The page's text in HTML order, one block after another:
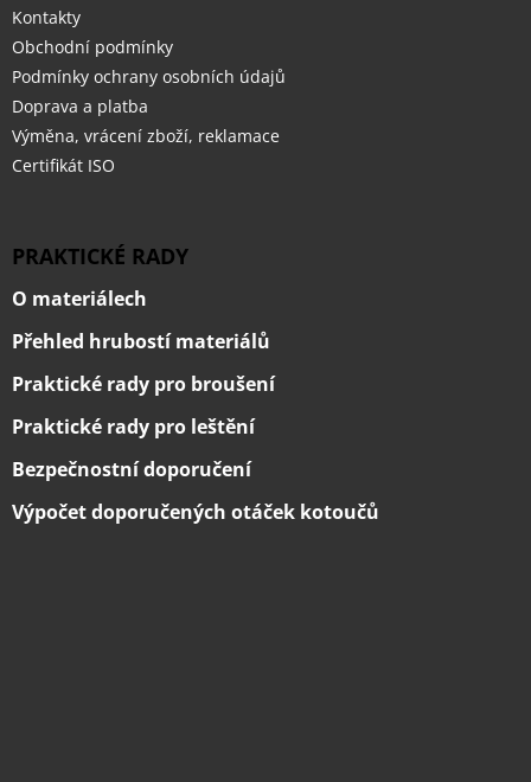
Kontakty
Obchodní podmínky
Podmínky ochrany osobních údajů
Doprava a platba
Výměna, vrácení zboží, reklamace
Certifikát ISO
PRAKTICKÉ RADY
O materiálech
Přehled hrubostí materiálů
Praktické rady pro broušení
Praktické rady pro leštění
Bezpečnostní doporučení
Výpočet doporučených otáček kotoučů